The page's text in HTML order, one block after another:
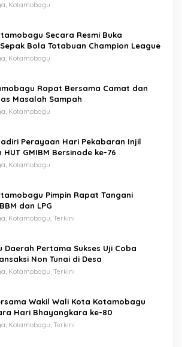
Kotamobagu
Secara Resmi Buka
Bola Totabuan Champion League
Kotamobagu
Rapat Bersama Camat dan
Masalah Sampah
Kotamobagu
Perayaan Hari Pekabaran Injil
GMIBM Bersinode ke-76
Kotamobagu
Pimpin Rapat Tangani
dan LPG
Kotamobagu, Terkini
Daerah Pertama Sukses Uji Coba
Non Tunai di Desa
Kotamobagu, Terkini
Wakil Wali Kota Kotamobagu
Hari Bhayangkara ke-80
Kotamobagu, Terkini